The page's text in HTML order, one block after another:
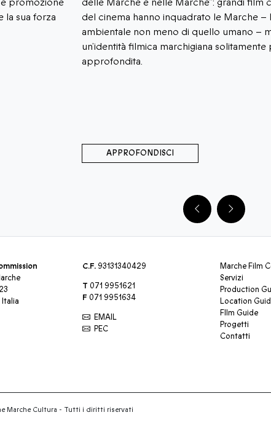
promozione
la sua forza
delle Marche e nelle Marche”: grandi film
del cinema hanno inquadrato le Marche –
ambientale non meno di quello umano –
un’identità filmica marchigiana
approfondita.
APPROFONDISCI
C.F.93131340429
T 071 9951621
F 071 9951634
EMAIL
PEC
Marche Film
Servizi
Production
Location
FIlm Guide
Progetti
Contatti
Marche Cultura - Tutti i diritti riservati